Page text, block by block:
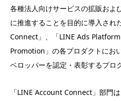
各種法人向けサービスの拡販およ
に推進することを目的に導入され
Connect」、「LINE Ads
Promotion」の各プロダクトにお
ベロッパーを認定・表彰するプロ
「LINE Account Connect」部門